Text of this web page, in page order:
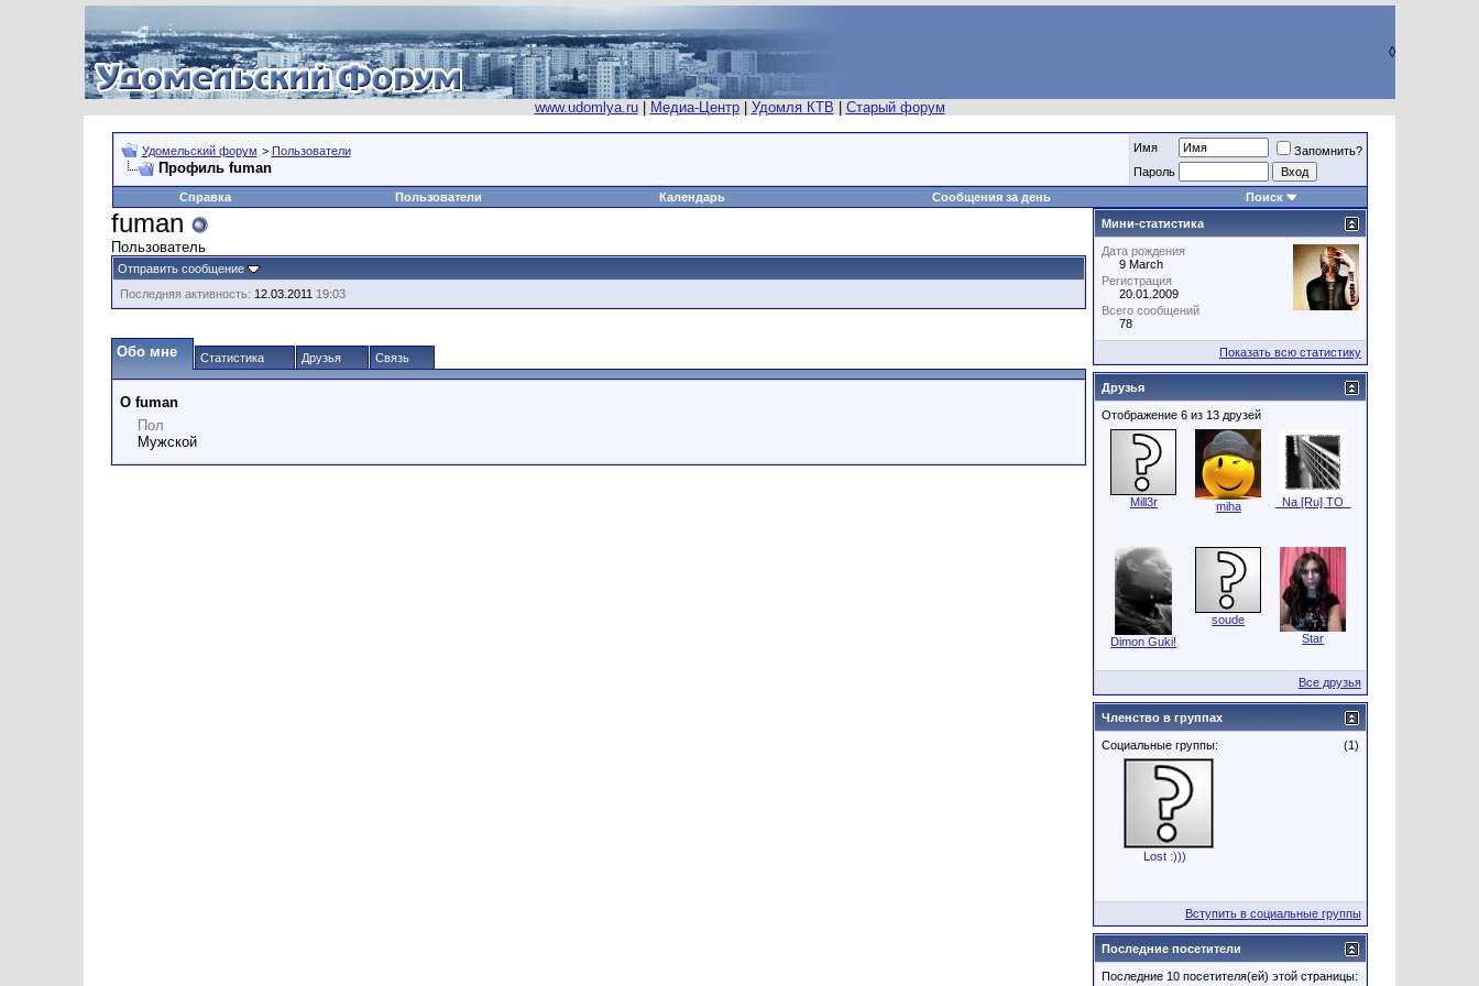
◊
www.udomlya.ru| Медиа-Центр| Удомля КТВ Старый форум
Удомельский форум > Пользователи
Профиль fuman
Имя
Запомнить?
Пароль
Справка
Пользователи Календарь Сообщения за день Поиск
fuman
Пользователь
Отправить сообщение
Последняя активность: 12.03.2011 19:03
Обо мне Статистика Друзья Связь
О fuman
Пол
Мужской
Мини-статистика
Дата рождения
9 March
Регистрация
20.01.2009
Всего сообщений
78
Показать всю статистику
Друзья
Отображение 6 из 13 друзей
Mill3r miha _Na [Ru] TO_
Dimon Guki!
soude
Star
Все друзья
Членство в группах
(1)
Социальные группы:
Lost :)))
Вступить в социальные группы
Последние посетители
Последние 10 посетителя(ей) этой страницы: